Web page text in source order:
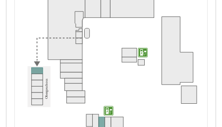
Obergeschoss